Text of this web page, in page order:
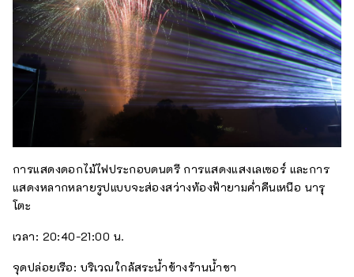
การแสดงดอกไม้ไฟประกอบดนตรี การแสดงแสงเลเซอร์ และการ
แสดงหลากหลายรูปแบบจะส่องสว่างท้องฟ้ายามค่ำคืนเหนือ นารุ
โตะ
เวลา: 20:40-21:00 น.
จุดปล่อยเรือ: บริเวณใกล้สระน้ำข้างร้านน้ำชา